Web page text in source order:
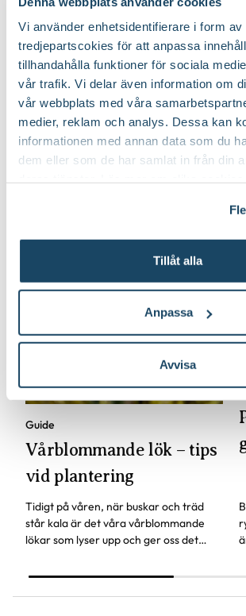
Vi använder enhetsidentifierare i form
tredjepartscokies för att anpassa
tillhandahålla funktioner för sociala
vår trafik. Vi delar även information om
vår webbplats med våra
medier, reklam och analys. Dessa kan
informationen med annan data som du
dem eller som de har samlat in från din
Tillåt alla
Anpassa
Avvisa
Så här planterar du blomsterlök
Guide
Vårblommande lök – tips
vid plantering
Tidigt på våren, när buskar och träd
står kala är det våra vårblommande
lökar som lyser upp och ger oss det